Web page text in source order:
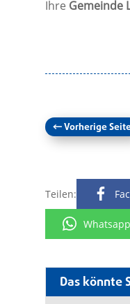
Das könnte
Ihre Gemeinde
←Vorherige
Teilen:
Whatsapp